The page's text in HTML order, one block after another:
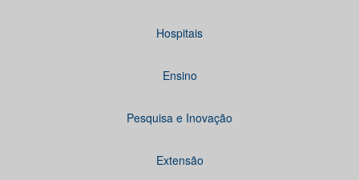
Hospitais
Ensino
Pesquisa e Inovação
Extensão